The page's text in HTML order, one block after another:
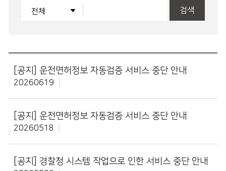
검색
[공지] 운전면허정보 자동검증 서비스 중단 안내
20260619
[공지] 운전면허정보 자동검증 서비스 중단 안내
20260518
[공지] 경찰청 시스템 작업으로 인한 서비스 중단 안내